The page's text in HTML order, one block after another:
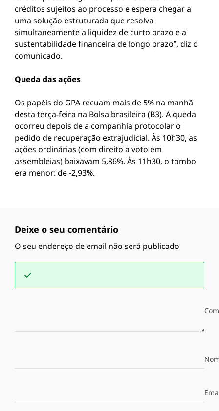
créditos sujeitos ao processo e espera chegar a
uma solução estruturada que resolva
simultaneamente a liquidez de curto prazo e a
sustentabilidade financeira de longo prazo”, diz o
comunicado.
Queda das ações
Os papéis do GPA recuam mais de 5% na manhã
desta terça-feira na Bolsa brasileira (B3). A queda
ocorreu depois de a companhia protocolar o
pedido de recuperação extrajudicial. Às 10h30, as
ações ordinárias (com direito a voto em
assembleias) baixavam 5,86%. Às 11h30, o tombo
era menor: de -2,93%.
Deixe o seu comentário
O seu endereço de email não será publicado